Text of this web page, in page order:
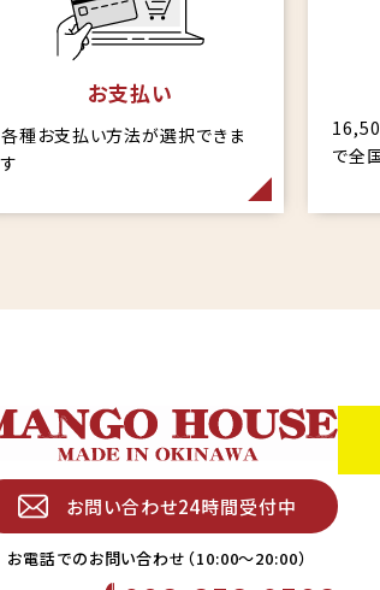
お支払い
各種お支払い方法が選択できま
す
で全
お問い合わせ24時間受付中
お電話でのお問い合わせ（10:00〜20:00）